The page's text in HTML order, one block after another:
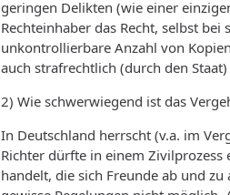
geringen Delikten (wie einer
Rechteinhaber das Recht, selbst
unkontrollierbare Anzahl von
auch strafrechtlich (durch den
2) Wie schwerwiegend ist das
In Deutschland herrscht (v.a. im
Richter dürfte in einem Zivilprozess
handelt, die sich Freunde ab und